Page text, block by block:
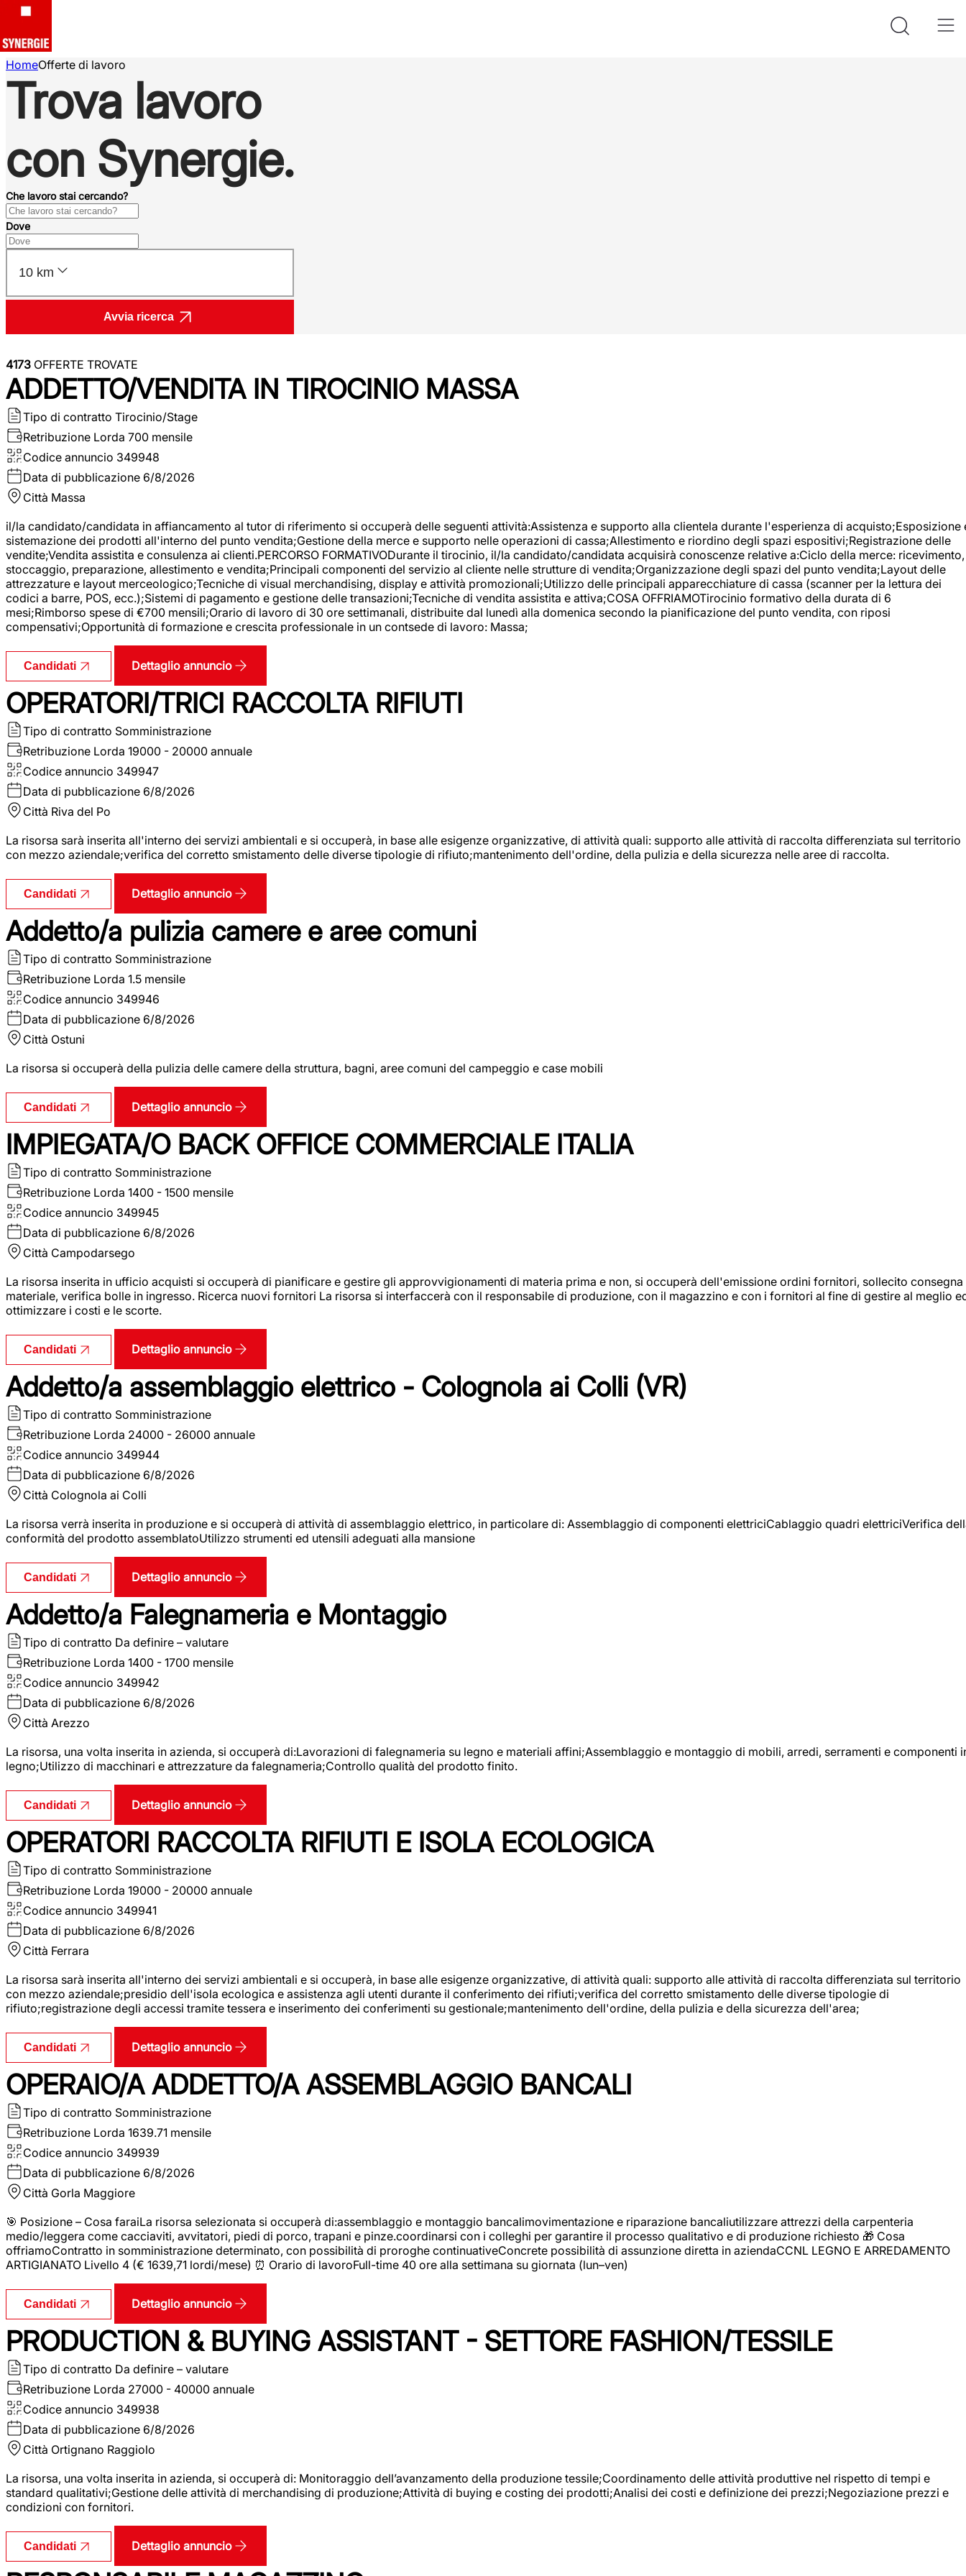
HomeOfferte di lavoro
Trova lavoro
con Synergie.
Che lavoro stai cercando?
Dove
10 km
Avvia ricerca
4173 OFFERTE TROVATE
ADDETTO/VENDITA IN TIROCINIO MASSA
Tipo di contratto Tirocinio/Stage
Retribuzione Lorda 700 mensile
Codice annuncio 349948
Data di pubblicazione 6/8/2026
Città Massa
il/la candidato/candidata in affiancamento al tutor di riferimento si occuperà delle seguenti attività:Assistenza e supporto alla clientela durante l'esperienza di acquisto;Esposizione
sistemazione dei prodotti all'interno del punto vendita;Gestione della merce e supporto nelle operazioni di cassa;Allestimento e riordino degli spazi espositivi;Registrazione delle
vendite;Vendita assistita e consulenza ai clienti.PERCORSO FORMATIVODurante il tirocinio, il/la candidato/candidata acquisirà conoscenze relative a:Ciclo della merce: ricevimento,
stoccaggio, preparazione, allestimento e vendita;Principali componenti del servizio al cliente nelle strutture di vendita;Organizzazione degli spazi del punto vendita;Layout delle
attrezzature e layout merceologico;Tecniche di visual merchandising, display e attività promozionali;Utilizzo delle principali apparecchiature di cassa (scanner per la lettura dei
codici a barre, POS, ecc.);Sistemi di pagamento e gestione delle transazioni;Tecniche di vendita assistita e attiva;COSA OFFRIAMOTirocinio formativo della durata di 6
mesi;Rimborso spese di €700 mensili;Orario di lavoro di 30 ore settimanali, distribuite dal lunedì alla domenica secondo la pianificazione del punto vendita, con riposi
compensativi;Opportunità di formazione e crescita professionale in un contsede di lavoro: Massa;
Candidati Dettaglio annuncio
OPERATORI/TRICI RACCOLTA RIFIUTI
Tipo di contratto Somministrazione
Retribuzione Lorda 19000 - 20000 annuale
Codice annuncio 349947
Data di pubblicazione 6/8/2026
Città Riva del Po
La risorsa sarà inserita all'interno dei servizi ambientali e si occuperà, in base alle esigenze organizzative, di attività quali: supporto alle attività di raccolta differenziata sul territorio
con mezzo aziendale;verifica del corretto smistamento delle diverse tipologie di rifiuto;mantenimento dell'ordine, della pulizia e della sicurezza nelle aree di raccolta.
Candidati Dettaglio annuncio
Addetto/a pulizia camere e aree comuni
Tipo di contratto Somministrazione
Retribuzione Lorda 1.5 mensile
Codice annuncio 349946
Data di pubblicazione 6/8/2026
Città Ostuni
La risorsa si occuperà della pulizia delle camere della struttura, bagni, aree comuni del campeggio e case mobili
Candidati Dettaglio annuncio
IMPIEGATA/O BACK OFFICE COMMERCIALE ITALIA
Tipo di contratto Somministrazione
Retribuzione Lorda 1400 - 1500 mensile
Codice annuncio 349945
Data di pubblicazione 6/8/2026
Città Campodarsego
La risorsa inserita in ufficio acquisti si occuperà di pianificare e gestire gli approvvigionamenti di materia prima e non, si occuperà dell'emissione ordini fornitori, sollecito consegna
materiale, verifica bolle in ingresso. Ricerca nuovi fornitori La risorsa si interfaccerà con il responsabile di produzione, con il magazzino e con i fornitori al fine di gestire al meglio
ottimizzare i costi e le scorte.
Candidati Dettaglio annuncio
Addetto/a assemblaggio elettrico - Colognola ai Colli (VR)
Tipo di contratto Somministrazione
Retribuzione Lorda 24000 - 26000 annuale
Codice annuncio 349944
Data di pubblicazione 6/8/2026
Città Colognola ai Colli
La risorsa verrà inserita in produzione e si occuperà di attività di assemblaggio elettrico, in particolare di: Assemblaggio di componenti elettriciCablaggio quadri elettriciVerifica
conformità del prodotto assemblatoUtilizzo strumenti ed utensili adeguati alla mansione
Candidati Dettaglio annuncio
Addetto/a Falegnameria e Montaggio
Tipo di contratto Da definire – valutare
Retribuzione Lorda 1400 - 1700 mensile
Codice annuncio 349942
Data di pubblicazione 6/8/2026
Città Arezzo
La risorsa, una volta inserita in azienda, si occuperà di:Lavorazioni di falegnameria su legno e materiali affini;Assemblaggio e montaggio di mobili, arredi, serramenti e componenti
legno;Utilizzo di macchinari e attrezzature da falegnameria;Controllo qualità del prodotto finito.
Candidati Dettaglio annuncio
OPERATORI RACCOLTA RIFIUTI E ISOLA ECOLOGICA
Tipo di contratto Somministrazione
Retribuzione Lorda 19000 - 20000 annuale
Codice annuncio 349941
Data di pubblicazione 6/8/2026
Città Ferrara
La risorsa sarà inserita all'interno dei servizi ambientali e si occuperà, in base alle esigenze organizzative, di attività quali: supporto alle attività di raccolta differenziata sul territorio
con mezzo aziendale;presidio dell'isola ecologica e assistenza agli utenti durante il conferimento dei rifiuti;verifica del corretto smistamento delle diverse tipologie di
rifiuto;registrazione degli accessi tramite tessera e inserimento dei conferimenti su gestionale;mantenimento dell'ordine, della pulizia e della sicurezza dell'area;
Candidati Dettaglio annuncio
OPERAIO/A ADDETTO/A ASSEMBLAGGIO BANCALI
Tipo di contratto Somministrazione
Retribuzione Lorda 1639.71 mensile
Codice annuncio 349939
Data di pubblicazione 6/8/2026
Città Gorla Maggiore
🎯 Posizione – Cosa faraiLa risorsa selezionata si occuperà di:assemblaggio e montaggio bancalimovimentazione e riparazione bancaliutilizzare attrezzi della carpenteria
medio/leggera come cacciaviti, avvitatori, piedi di porco, trapani e pinze.coordinarsi con i colleghi per garantire il processo qualitativo e di produzione richiesto 🎁 Cosa
offriamoContratto in somministrazione determinato, con possibilità di proroghe continuativeConcrete possibilità di assunzione diretta in aziendaCCNL LEGNO E ARREDAMENTO
ARTIGIANATO Livello 4 (€ 1639,71 lordi/mese) ⏰ Orario di lavoroFull-time 40 ore alla settimana su giornata (lun–ven)
Candidati Dettaglio annuncio
PRODUCTION & BUYING ASSISTANT - SETTORE FASHION/TESSILE
Tipo di contratto Da definire – valutare
Retribuzione Lorda 27000 - 40000 annuale
Codice annuncio 349938
Data di pubblicazione 6/8/2026
Città Ortignano Raggiolo
La risorsa, una volta inserita in azienda, si occuperà di: Monitoraggio dell’avanzamento della produzione tessile;Coordinamento delle attività produttive nel rispetto di tempi e
standard qualitativi;Gestione delle attività di merchandising di produzione;Attività di buying e costing dei prodotti;Analisi dei costi e definizione dei prezzi;Negoziazione prezzi e
condizioni con fornitori.
Candidati Dettaglio annuncio